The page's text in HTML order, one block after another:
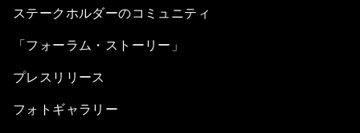
ステークホルダーのコミュニティ
「フォーラム・ストーリー」
プレスリリース
フォトギャラリー